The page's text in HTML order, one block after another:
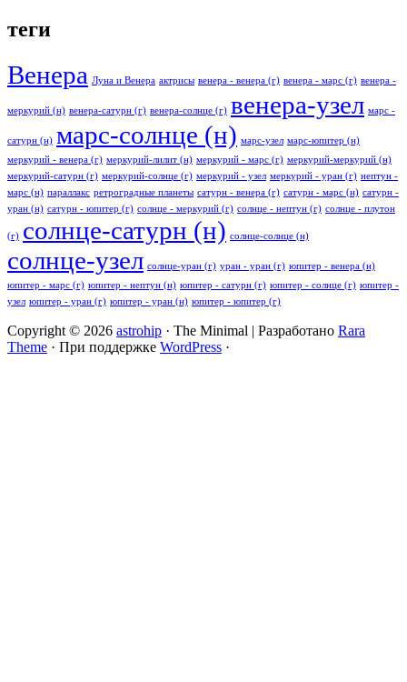
теги
Венера Луна и Венера актрисы венера - венера (г) венера - марс (г) венера -
меркурий (н) венера-сатурн (г) венера-солнце (г) венера-узел марс -
сатурн (н) марс-солнце (н) марс-узел марс-юпитер (н)
меркурий - венера (г) меркурий-лилит (н) меркурий - марс (г) меркурий-меркурий (н)
меркурий-сатурн (г) меркурий-солнце (г) меркурий - узел меркурий - уран (г) нептун -
марс (н) параллакс ретроградные планеты сатурн - венера (г) сатурн - марс (н) сатурн -
уран (н) сатурн - юпитер (г) солнце - меркурий (г) солнце - нептун (г) солнце - плутон
(г) солнце-сатурн (н) солнце-солнце (н)
солнце-узел солнце-уран (г) уран - уран (г) юпитер - венера (н)
юпитер - марс (г) юпитер - нептун (н) юпитер - сатурн (г) юпитер - солнце (г) юпитер -
узел юпитер - уран (г) юпитер - уран (н) юпитер - юпитер (г)
Copyright © 2026 astrohip · The Minimal | Разработано Rara
Theme · При поддержке WordPress ·